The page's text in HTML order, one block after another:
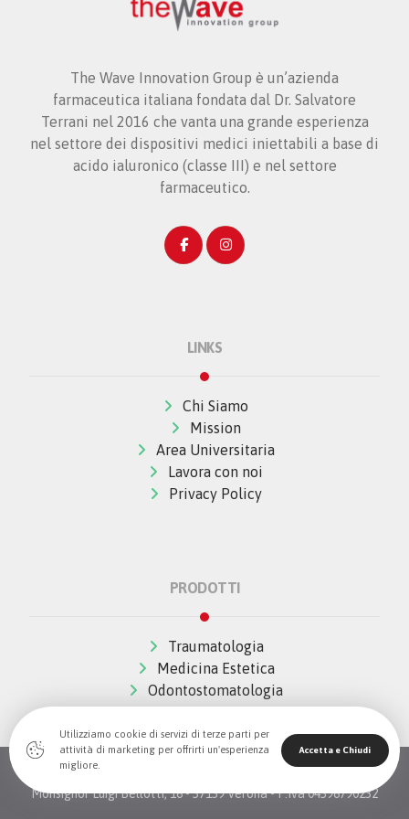
The Wave Innovation Group è un’azienda
farmaceutica italiana fondata dal Dr. Salvatore
Terrani nel 2016 che vanta una grande esperienza
nel settore dei dispositivi medici iniettabili a base di
acido ialuronico (classe III) e nel settore
farmaceutico.
LINKS
Chi Siamo
Mission
Area Universitaria
Lavora con noi
Privacy Policy
PRODOTTI
Traumatologia
Medicina Estetica
Odontostomatologia
© Copywrite 2026 All Rights Reserved The Wave Innovation -
Monsignor Luigi Bellotti, 16 - 37139 Verona - P.Iva 04396790232
Utilizziamo cookie di servizi di terze parti per
attività di marketing per offrirti un'esperienza
migliore.
Accetta e Chiudi